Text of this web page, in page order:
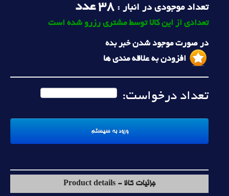
تعداد موجودی در انبار :38 عدد
تعدادی از این کالا توسط مشتری رزرو شده است
در صورت موجود شدن خبر بده
افزودن به علاقه مندی ها
تعداد درخواست:
جزئیات کالا - Product details